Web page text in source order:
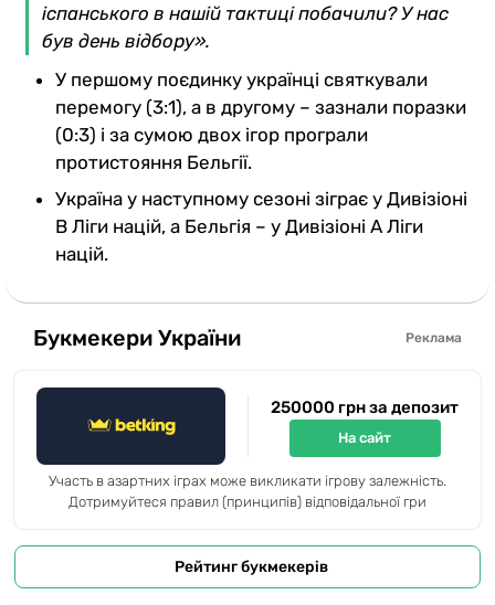
іспанського в нашій тактиці побачили? У нас
був день відбору».
У першому поєдинку українці святкували
перемогу (3:1), а в другому – зазнали поразки
(0:3) і за сумою двох ігор програли
протистояння Бельгії.
Україна у наступному сезоні зіграє у Дивізіоні
В Ліги націй, а Бельгія – у Дивізіоні А Ліги
націй.
Букмекери України Реклама
250000 грн за депозит
На сайт
Участь в азартних іграх може викликати ігрову залежність.
Дотримуйтеся правил (принципів) відповідальної гри
Рейтинг букмекерів